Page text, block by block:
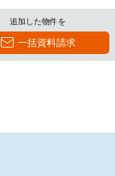
追加した物件を
一括資料請求